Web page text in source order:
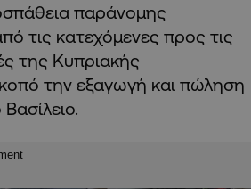
παράνομης
τις κατεχόμενες προς τις
της Κυπριακής
την εξαγωγή και πώληση